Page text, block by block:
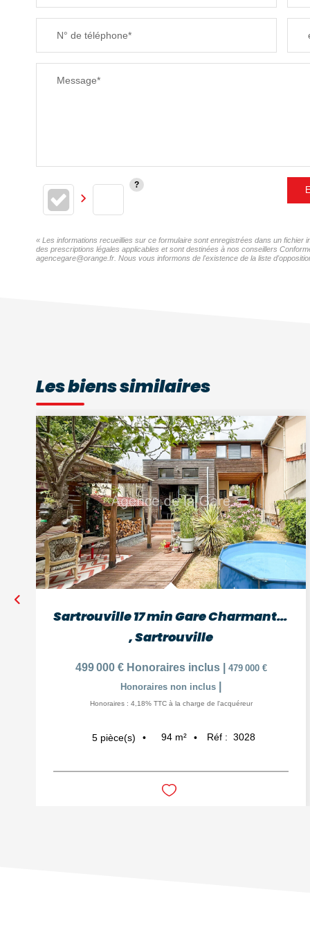
RESTAURANTS ET CAFÉS
N° de téléphone*
Message*
« Les informations recueillies sur ce formulaire sont enregistrées dans un
des prescriptions légales applicables et sont destinées à nos conseillers
agencegare@orange.fr. Nous vous informons de l'existence de la liste
Les biens similaires
Sartrouville 17 min Gare Charmante maison familiale de 5...
,Sartrouville
499 000 € Honoraires inclus
479 000 €
Honoraires non inclus
Honoraires : 4,18% TTC à la charge de l'acquéreur
5 pièce(s) 94 m² Réf : 3028